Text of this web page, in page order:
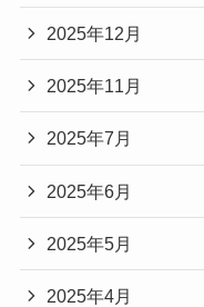
2025年12月
2025年11月
2025年7月
2025年6月
2025年5月
2025年4月